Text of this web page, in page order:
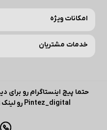
امکانات ویژه
خدمات مشتریان
حتما پیج اینستاگرام رو برای
Pintez_digital رو لینک زیر هم میتونید کلیک کنید